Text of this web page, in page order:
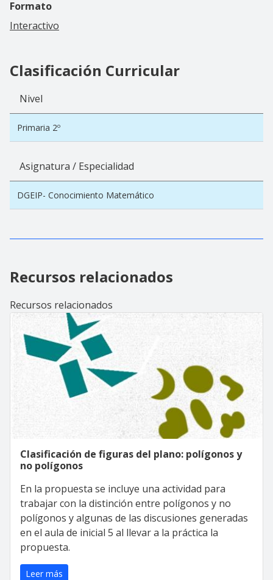
Formato
Interactivo
Clasificación Curricular
Nivel
Primaria 2º
Asignatura / Especialidad
DGEIP- Conocimiento Matemático
Recursos relacionados
Recursos relacionados
Clasificación de figuras del plano: polígonos y
no polígonos
En la propuesta se incluye una actividad para
trabajar con la distinción entre polígonos y no
polígonos y algunas de las discusiones generadas
en el aula de inicial 5 al llevar a la práctica la
propuesta.
Leer más